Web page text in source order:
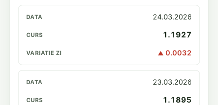
24.03.2026
1.1927
▲ 0.0032
23.03.2026
1.1895